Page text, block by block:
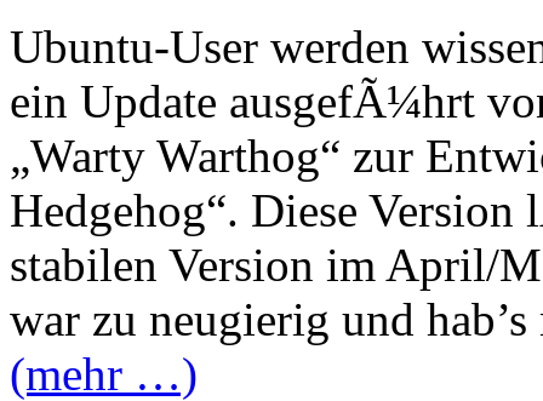
Ubuntu-User werden
ein Update ausgefÃ¼hrt
„Warty Warthog“ zur
Hedgehog“. Diese
stabilen Version im April/
war zu neugierig und
(mehr …)